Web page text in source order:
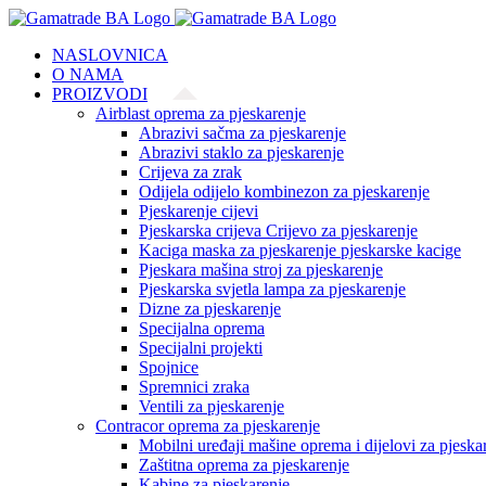
Skip
contentNASLOVNICA
O NAMA
PROIZVODI
Airblast oprema za pjeskarenje
Abrazivi sačma za pjeskarenje
Abrazivi staklo za pjeskarenje
Crijeva za zrak
Odijela odijelo kombinezon za pjeskarenje
Pjeskarenje cijevi
Pjeskarska crijeva Crijevo za pjeskarenje
Kaciga maska za pjeskarenje pjeskarske kacige
Pjeskara mašina stroj za pjeskarenje
Pjeskarska svjetla lampa za pjeskarenje
Dizne za pjeskarenje
Specijalna oprema
Specijalni projekti
Spojnice
Spremnici zraka
Ventili za pjeskarenje
Contracor oprema za pjeskarenje
Mobilni uređaji mašine oprema i dijelovi za
Zaštitna oprema za pjeskarenje